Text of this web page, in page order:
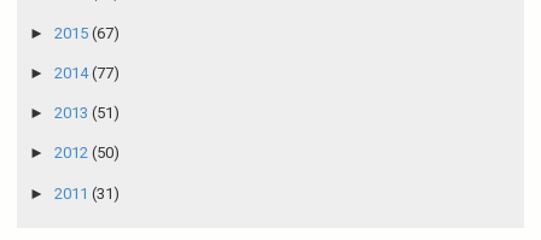
► 2015 (67)
► 2014(77)
► 2013 (51)
► 2012 (50)
► 2011 (31)